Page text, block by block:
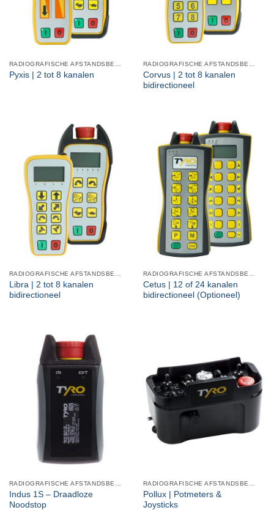
RADIOGRAFISCHE AFSTANDSBEDIENINGEN
Pyxis | 2 tot 8 kanalen
RADIOGRAFISCHE AFSTANDSBEDIENINGEN
Corvus | 2 tot 8 kanalen
bidirectioneel
Libra | 2 tot 8 kanalen
bidirectioneel
Cetus | 12 of 24 kanalen
bidirectioneel (Optioneel)
Indus 1S – Draadloze
Noodstop
Pollux | Potmeters &
Joysticks